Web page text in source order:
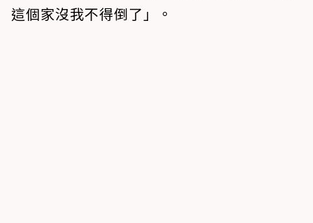
這個家沒我不得倒了」。